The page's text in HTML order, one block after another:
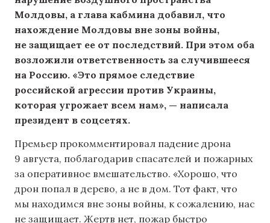
Молдовы, а глава кабмина добавил, что
нахождение Молдовы вне зоны войны,
не защищает ее от последствий. При этом оба
возложили ответственность за случившееся
на Россию. «Это прямое следствие
российской агрессии против Украины,
которая угрожает всем нам», — написала
президент в соцсетях.
Премьер прокомментировал падение дрона
9 августа, поблагодарив спасателей и пожарных
за оперативное вмешательство. «Хорошо, что
дрон попал в дерево, а не в дом. Тот факт, что
мы находимся вне зоны войны, к сожалению, нас
не защищает. Жертв нет, пожар быстро